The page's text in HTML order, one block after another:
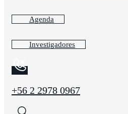
Agenda
Investigadores
+56 2 2978 0967